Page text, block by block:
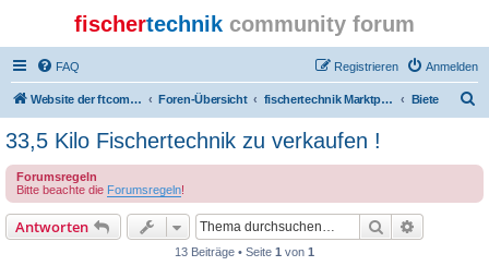
fischertechnik community forum
FAQ Anmelden
Registrieren
Website der ftcommunity Foren-Übersicht fischertechnik Marktplatz/Marketplace Biete
e
33,5 Kilo Fischertechnik zu verkaufen !
Forumsregeln
Bitte beachte die Forumsregeln!
Antworten Suche
13 Beiträge • Seite 1 von 1